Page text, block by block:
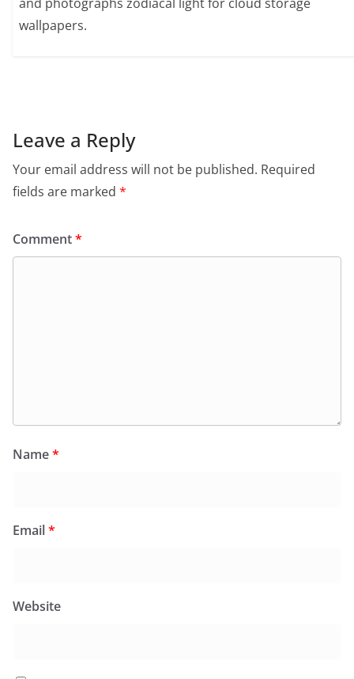
wallpapers.
Leave a Reply
Your email address will not be published. Required
fields are marked *
Comment*
Name*
Email*
Website